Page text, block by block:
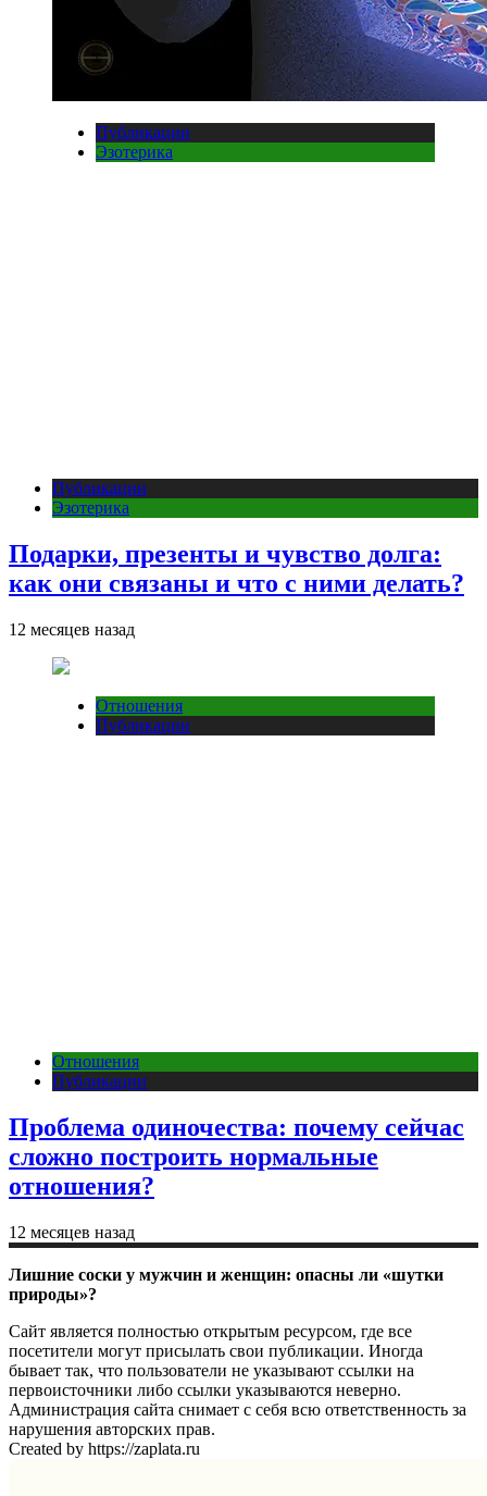
Публикации
Эзотерика
Публикации
Эзотерика
Подарки, презенты и чувство долга:
как они связаны и что с ними делать?
12 месяцев назад
Отношения
Публикации
Отношения
Публикации
Проблема одиночества: почему сейчас
сложно построить нормальные
отношения?
12 месяцев назад
Лишние соски у мужчин и женщин: опасны ли «шутки
природы»?
Сайт является полностью открытым ресурсом, где все
посетители могут присылать свои публикации. Иногда
бывает так, что пользователи не указывают ссылки на
первоисточники либо ссылки указываются неверно.
Администрация сайта снимает с себя всю ответственность за
нарушения авторских прав.
Created by https://zaplata.ru